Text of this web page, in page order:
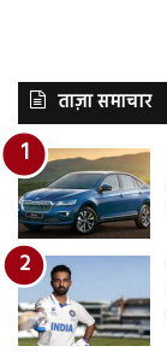
ताज़ा समाचार